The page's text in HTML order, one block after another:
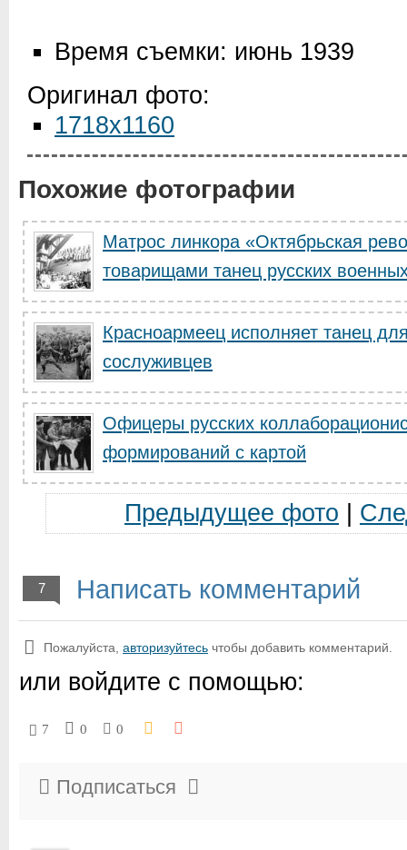
Время съемки: июнь 1939
Оригинал фото:
1718x1160
Похожие фотографии
Матрос линкора «Октябрьская
товарищами танец русских
Красноармеец исполняет танец
сослуживцев
Офицеры русских
формирований с картой
Предыдущее фото
7 Написать комментарий
Пожалуйста, авторизуйтесь чтобы добавить комментарий.
или войдите с помощью:
7 0 0
Подписаться